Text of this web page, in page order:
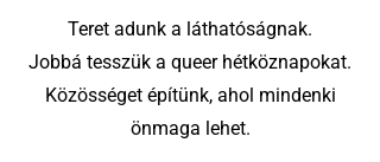
Teret adunk a láthatóságnak.
Jobbá tesszük a queer hétköznapokat.
Közösséget építünk, ahol mindenki
önmaga lehet.